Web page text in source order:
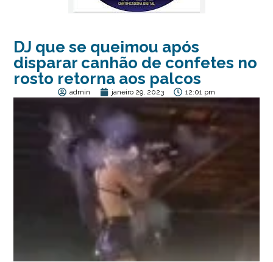
DJ que se queimou após
disparar canhão de confetes no
rosto retorna aos palcos
admin janeiro 29, 2023 12:01 pm